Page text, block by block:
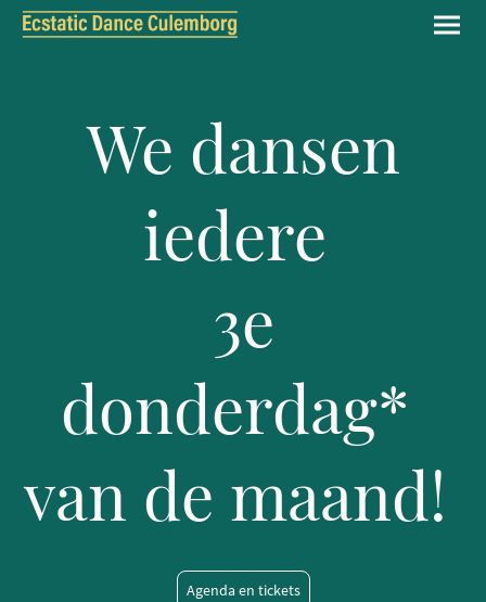
We dansen
iedere
3e
donderdag*
van de maand!
Agenda en tickets